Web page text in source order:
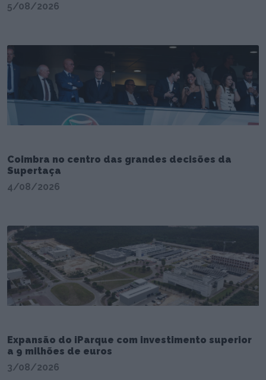
5/08/2026
Coimbra no centro das grandes decisões da
Supertaça
4/08/2026
Expansão do iParque com investimento superior
a 9 milhões de euros
3/08/2026